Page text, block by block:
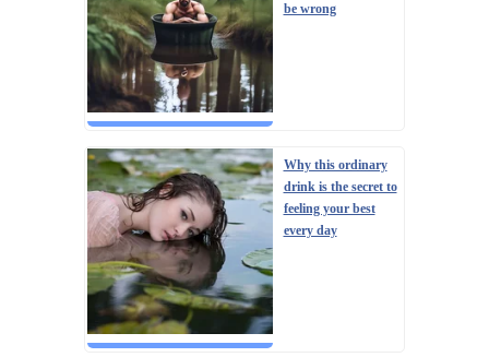
be wrong
Why this ordinary
drink is the secret to
feeling your best
every day